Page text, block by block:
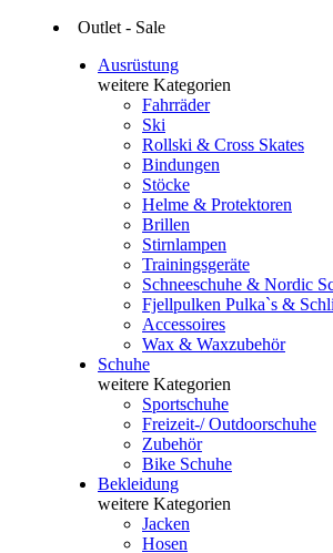
Outlet - Sale
Ausrüstung
weitere Kategorien
Fahrräder
Ski
Rollski & Cross Skates
Bindungen
Stöcke
Helme & Protektoren
Brillen
Stirnlampen
Trainingsgeräte
Schneeschuhe & Nordic
Fjellpulken Pulka`s &
Accessoires
Wax & Waxzubehör
Schuhe
weitere Kategorien
Sportschuhe
Freizeit-/ Outdoorschuhe
Zubehör
Bike Schuhe
Bekleidung
weitere Kategorien
Jacken
Hosen